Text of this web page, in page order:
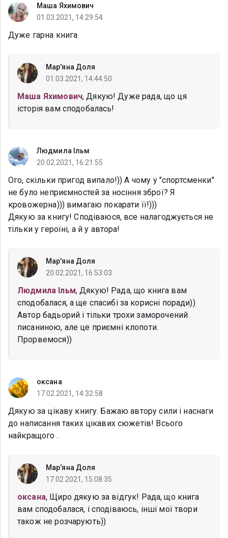
Маша Яхимович
01.03.2021, 14:29:54
Дуже гарна книга
Мар'яна Доля
01.03.2021, 14:44:50
Маша Яхимович, Дякую! Дуже рада, що ця
історія вам сподобалась!
Людмила Ільм
20.02.2021, 16:21:55
Ого, скільки пригод випало!)) А чому у "спортсменки"
не було неприємностей за носіння зброї? Я
кровожерна))) вимагаю покарати її!)))
Дякую за книгу! Сподіваюся, все налагоджується не
тільки у героїні, а й у автора!
Мар'яна Доля
20.02.2021, 16:53:03
Людмила Ільм, Дякую! Рада, що книга вам
сподобалася, а ще спасибі за корисні поради))
Автор бадьорий і тільки трохи заморочений
писаниною, але це приємні клопоти.
Прорвемося))
oксана
17.02.2021, 14:32:58
Дякую за цікаву книгу. Бажаю автору сили і наснаги
до написання таких цікавих сюжетів! Всього
найкращого .
Мар'яна Доля
17.02.2021, 15:08:35
oксана, Щиро дякую за відгук! Рада, що книга
вам сподобалася, і сподіваюсь, інші мої твори
також не розчарують))